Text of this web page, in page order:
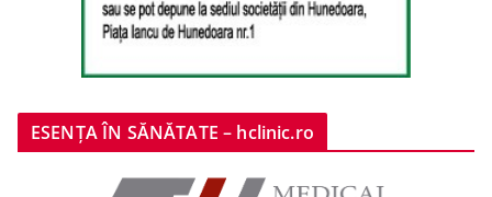
ESENȚA ÎN SĂNĂTATE – hclinic.ro